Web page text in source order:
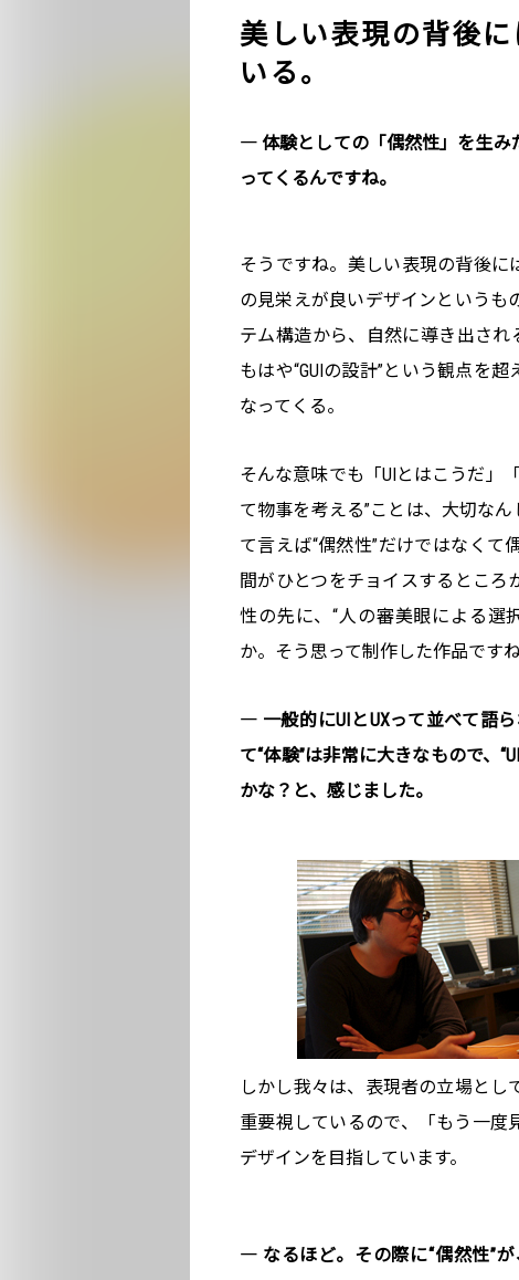
美しい表現の背後
いる。
― 体験としての「偶然性」を生み
ってくるんですね。
そうですね。美しい表現の背後に
の見栄えが良いデザインというも
テム構造から、自然に導き出され
もはや“GUIの設計”という観点を
なってくる。
そんな意味でも「UIとはこうだ」
て物事を考える”ことは、大切な
て言えば“偶然性”だけではなく
間がひとつをチョイスするとこ
性の先に、“人の審美眼による選
か。そう思って制作した作品ですね
― 一般的にUIとUXって並べて語
て“体験”は非常に大きなもので、
かな？と、感じました。
しかし我々は、表現者の立場と
重要視しているので、「もう一度
デザインを目指しています。
― なるほど。その際に“偶然性”